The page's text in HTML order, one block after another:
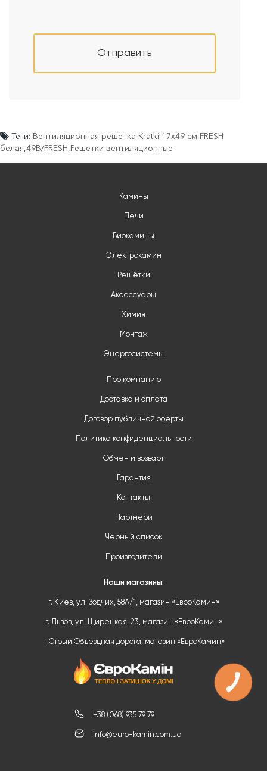
Отправить
Теги: Вентиляционная решетка Kratki 17x49 см FRESH
белая,49B/FRESH,Решетки вентиляционные
+38 (068) 935 79 79
info@euro-kamin.com.ua
Камины
Печи
Биокамины
Электрокамин
Решётки
Аксессуары
Химия
Монтаж
Энергосистемы
Про компанию
Доставка и оплата
Договор публичной оферты
Политика конфиденциальности
Обмен и возварт
Гарантия
Контакты
Партнери
Черный список
Производители
Наши магазины:
г. Киев, ул. Зодчих, 58А/1, магазин «ЕвроКамин»
г. Львов, ул. Щирецкая, 23, магазин «ЕвроКамин»
г. Стрый Объездная дорога, магазин «ЕвроКамин»